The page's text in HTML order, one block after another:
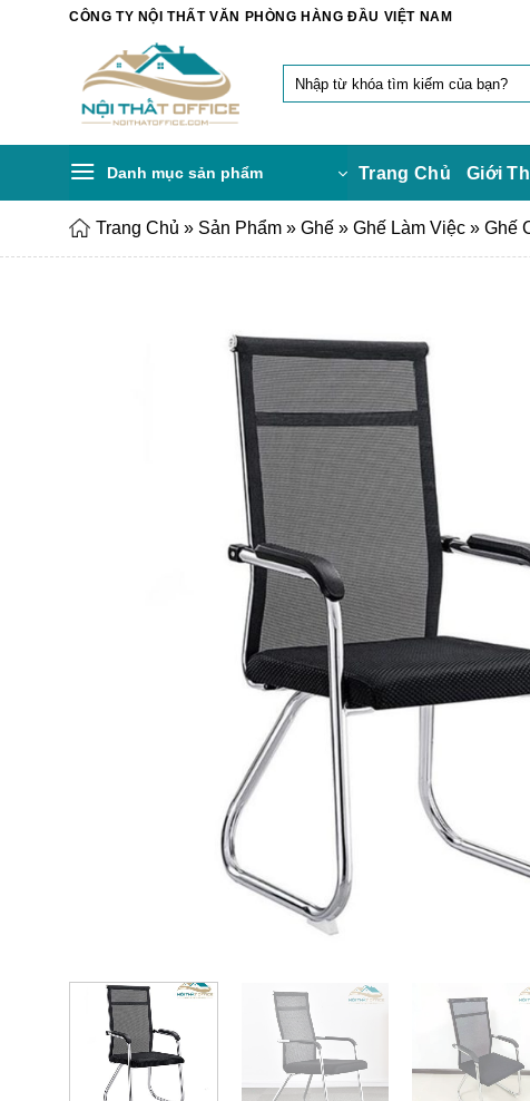
CÔNG TY NỘI THẤT VĂN PHÒNG HÀNG ĐẦU VIỆT NAM
kiếm:
Danh mục sản phẩm Trang Chủ Giới
Trang Chủ » Sản Phẩm » Ghế » Ghế Làm Việc » Ghế